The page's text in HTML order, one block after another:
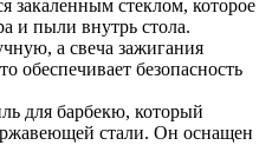
закаленным стеклом, которое
и пыли внутрь стола.
а свеча зажигания
обеспечивает безопасность
для барбекю, который
стали. Он оснащен